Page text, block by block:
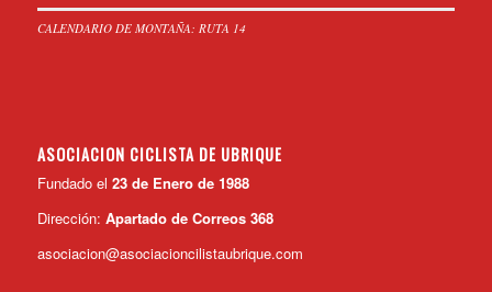
CALENDARIO DE MONTAÑA: RUTA 14
ASOCIACION CICLISTA DE UBRIQUE
Fundado el 23 de Enero de 1988
Dirección: Apartado de Correos 368
asociacion@asociacioncilistaubrique.com